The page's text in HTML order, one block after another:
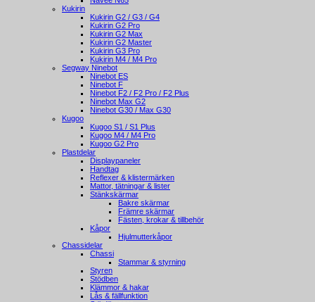
Kukirin
Kukirin G2 / G3 / G4
Kukirin G2 Pro
Kukirin G2 Max
Kukirin G2 Master
Kukirin G3 Pro
Kukirin M4 / M4 Pro
Segway Ninebot
Ninebot ES
Ninebot F
Ninebot F2 / F2 Pro / F2 Plus
Ninebot Max G2
Ninebot G30 / Max G30
Kugoo
Kugoo S1 / S1 Plus
Kugoo M4 / M4 Pro
Kugoo G2 Pro
Plastdelar
Displaypaneler
Handtag
Reflexer & klistermärken
Mattor, tätningar & lister
Stänkskärmar
Bakre skärmar
Främre skärmar
Fästen, krokar & tillbehör
Kåpor
Hjulmutterkåpor
Chassidelar
Chassi
Stammar & styrning
Styren
Stödben
Klämmor & hakar
Lås & fällfunktion